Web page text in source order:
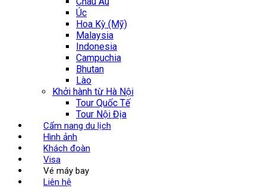
Úc
Hoa Kỳ (Mỹ)
Malaysia
Indonesia
Campuchia
Bhutan
Lào
Khởi hành từ Hà Nội
Tour Quốc Tế
Tour Nội Địa
Cẩm nang du lịch
Hình ảnh
Khách đoàn
Visa
Vé máy bay
Liên hệ